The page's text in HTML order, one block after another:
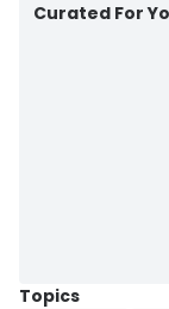
Curated For
Topics